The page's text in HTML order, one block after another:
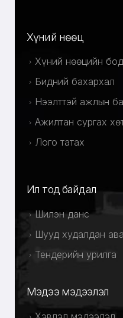
Хүний нөөц
Хүний нөөцийн
Бидний бахархал
Нээлттэй ажлын
Ажилтан сургах
Лого татах
Ил тод байдал
Шилэн данс
Шууд худалдан
Тендерийн урилга
Мэдээ мэдээлэл